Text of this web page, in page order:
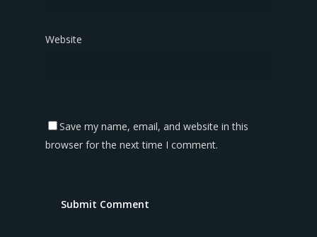
Website
Save my name, email, and website in this
browser for the next time I comment.